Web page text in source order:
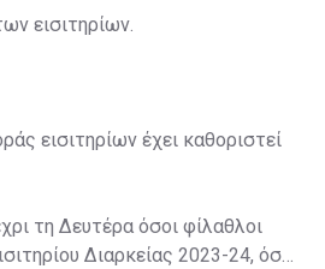
εισιτηρίων.
εισιτηρίων έχει καθοριστεί
τη Δευτέρα όσοι φίλαθλοι
Διαρκείας 2023-24, όσο